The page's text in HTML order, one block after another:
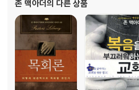
증명하여 많은 목회자의 모델이 되었다. 또한
존 맥아더의 다른 상품